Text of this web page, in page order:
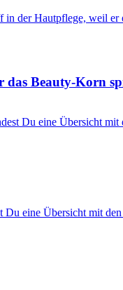
Beauty-Korn